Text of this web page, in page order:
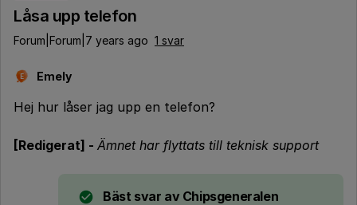
Låsa upp telefon
Forum|Forum|7 years ago 1 svar
E Emely
Hej hur låser jag upp en telefon?
[Redigerat] - Ämnet har flyttats till teknisk support
Bäst svar av Chipsgeneralen